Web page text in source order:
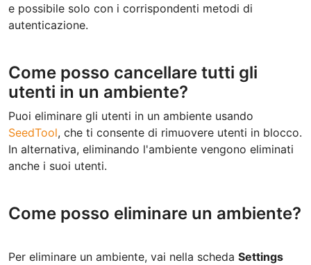
e possibile solo con i corrispondenti metodi di
autenticazione.
Come posso cancellare tutti gli
utenti in un ambiente?
Puoi eliminare gli utenti in un ambiente usando
SeedTool, che ti consente di rimuovere utenti in blocco.
In alternativa, eliminando l'ambiente vengono eliminati
anche i suoi utenti.
Come posso eliminare un ambiente?
Per eliminare un ambiente, vai nella scheda Settings